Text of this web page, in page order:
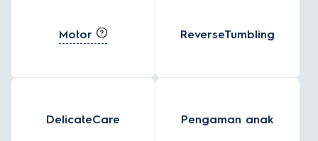
Motor ReverseTumbling
DelicateCare Pengaman anak